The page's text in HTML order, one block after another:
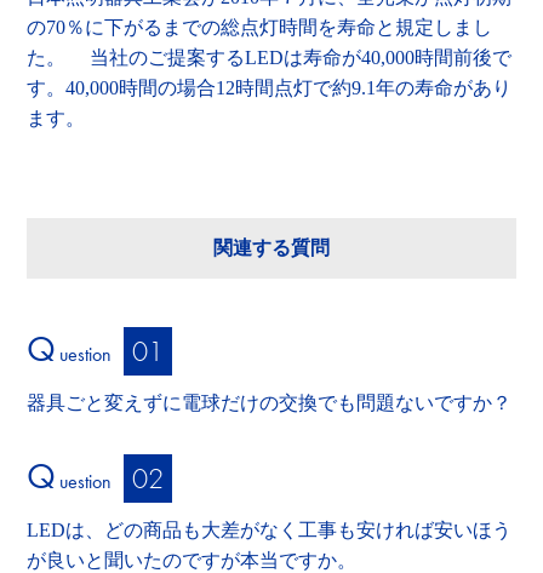
の70％に下がるまでの総点灯時間を寿命と規定しまし
た。 当社のご提案するLEDは寿命が40,000時間前後で
す。40,000時間の場合12時間点灯で約9.1年の寿命があり
ます。
関連する質問
Q uestion
器具ごと変えずに電球だけの交換でも問題ないですか？
Q uestion
LEDは、どの商品も大差がなく工事も安ければ安いほう
が良いと聞いたのですが本当ですか。